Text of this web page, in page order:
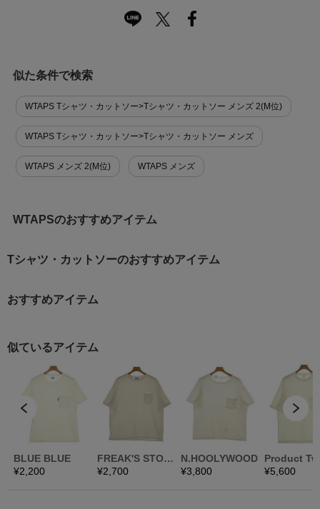
似た条件で検索
WTAPS Tシャツ・カットソー>Tシャツ・カットソー メンズ 2(M位)
WTAPS Tシャツ・カットソー>Tシャツ・カットソー メンズ
WTAPS メンズ 2(M位) WTAPS メンズ
WTAPSのおすすめアイテム
Tシャツ・カットソーのおすすめアイテム
おすすめアイテム